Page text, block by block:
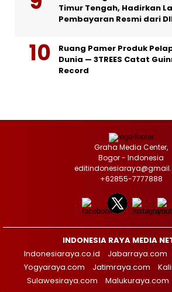
Timur Tengah, Hadirkan
Pembayaran Resmi dari
Ruang Pamer Produk
Dunia — 3TREES Catat
Record
Graha Media Center,
Bogor - Indonesia
+62855-7777888
INDONESIA RAYA MEDIA
Indonesiaraya.co.id
Jabarraya.com
Yogyaraya.com
Jatimraya.com
Sulawesiraya.com
Malukuraya.com